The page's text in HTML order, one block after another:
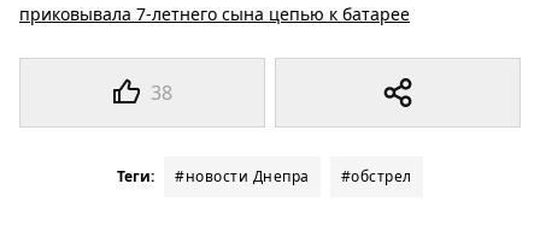
38
приковывала 7-летнего сына цепью к батарее
Теги: #новости Днепра #обстрел